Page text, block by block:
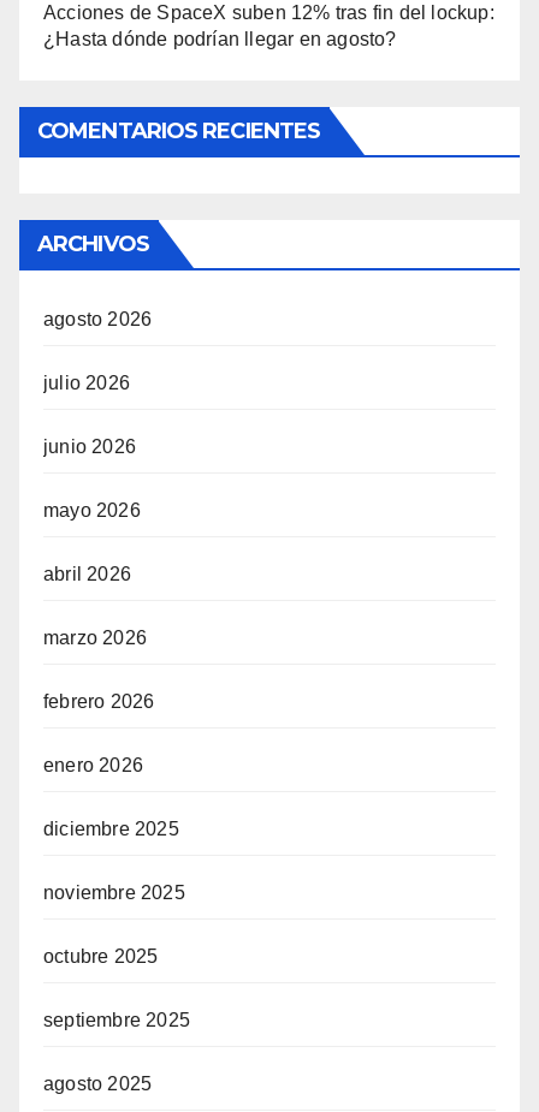
Acciones de SpaceX suben 12% tras fin del lockup:
¿Hasta dónde podrían llegar en agosto?
COMENTARIOS RECIENTES
ARCHIVOS
agosto 2026
julio 2026
junio 2026
mayo 2026
abril 2026
marzo 2026
febrero 2026
enero 2026
diciembre 2025
noviembre 2025
octubre 2025
septiembre 2025
agosto 2025